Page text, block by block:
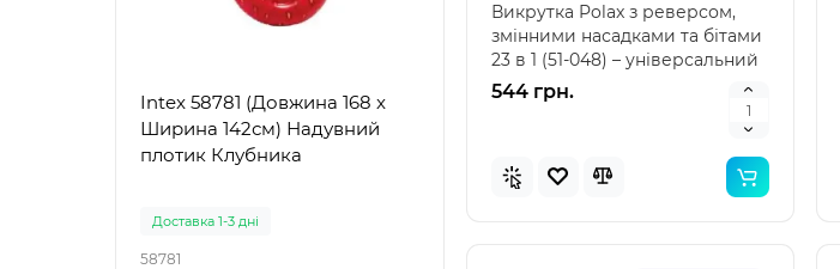
Intex 58781 (Довжина 168 x
Ширина 142см) Надувний
плотик Клубника
Доставка 1-3 дні
58781
Intex 57100 (85 x 85 x 23см)
Викрутка Polax з реверсом,
змінними насадками та бітами
23 в 1 (51-048) – універсальний
інструмент д..
544 грн.